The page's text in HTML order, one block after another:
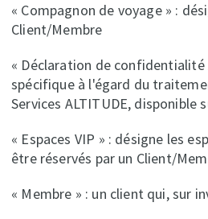
« Compagnon de voyage » :
Client/Membre
« Déclaration de
spécifique à l'égard du
Services ALTITUDE, disponible
« Espaces VIP » : désigne les
être réservés par un Client/
« Membre » : un client qui, sur